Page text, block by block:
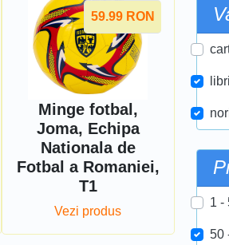
59.99 RON
Minge fotbal,
Joma, Echipa
Nationala de
Fotbal a Romaniei,
T1
Vezi produs
1 -
50